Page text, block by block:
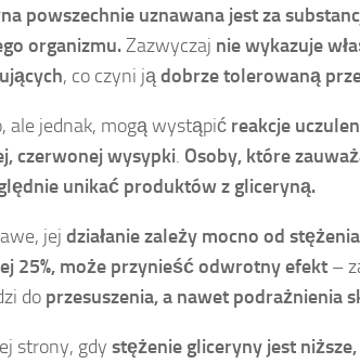
powszechnie uznawana jest za
organizmu.Zazwyczaj nie wykazuje
, co czyni jądobrze tolerowaną
ale jednak, mogą wystąpić reakcje
czerwonej wysypki. Osoby, które
unikać produktów z gliceryną.
jej działanie zależy mocno od stężenia
25%, może przynieść odwrotny efekt –
do przesuszenia, a nawet podrażnienia
strony, gdy stężenie gliceryny jest